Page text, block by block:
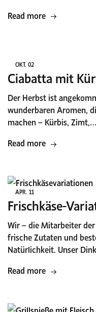
Read more
OKT. 02
Ciabatta mit
Der Herbst ist
wunderbaren Aromen,
machen – Kürbis, Zimt,…
Read more
APR. 11
Frischkäse-
Wir – die Mitarbeiter
frische Zutaten und
Natürlichkeit. Unser
Read more